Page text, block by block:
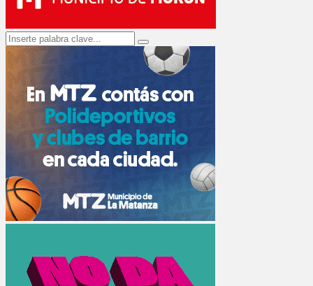
Search
for:
Search